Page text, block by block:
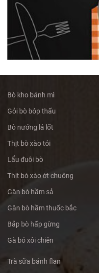
Bò kho bánh mì
Gỏi bò bóp thấu
Bò nướng lá lốt
Thịt bò xào tỏi
Lẩu đuôi bò
Thịt bò xào ớt chuông
Gân bò hầm sả
Gân bò hầm thuốc bắc
Bắp bò hấp gừng
Gà bó xôi chiên
Trà sữa bánh flan